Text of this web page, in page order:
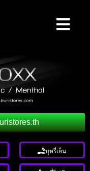
บุหรี่เย็น